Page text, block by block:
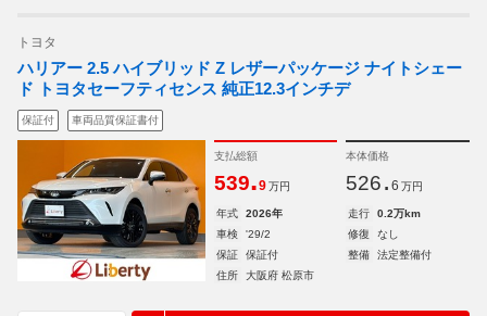
トヨタ
ハリアー 2.5 ハイブリッド Z レザーパッケージ ナイトシェー
ド トヨタセーフティセンス 純正12.3インチデ
保証付 車両品質保証書付
支払総額
539.9 万円
本体価格
526. 6 万円
年式 2026年 走行
0.2万km
車検
'29/2 修復
なし
保証
保証付 整備
法定整備付
住所
大阪府 松原市